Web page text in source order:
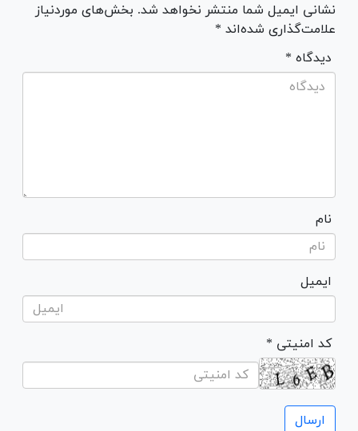
نشانی ایمیل شما منتشر نخواهد شد. بخش‌های موردنیاز
علامت‌گذاری شده‌اند *
* دیدگاه
نام
ایمیل
* کد امنیتی